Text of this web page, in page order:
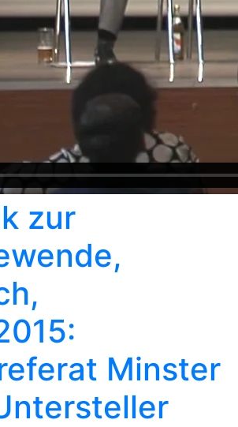
zur
Minster